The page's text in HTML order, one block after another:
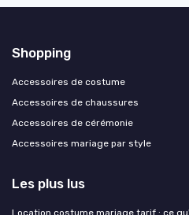
Shopping
Accessoires de costume
Accessoires de chaussures
Accessoires de cérémonie
Accessoires mariage par style
Les plus lus